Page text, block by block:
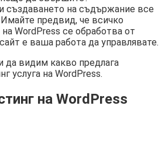
създаването на съдържание все
предвид, че всичко
WordPress се обработва от
е ваша работа да управлявате.
да видим какво предлага
услуга на WordPress.
на WordPress